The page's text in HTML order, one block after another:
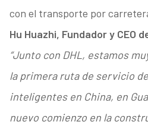
con el transporte por
Hu Huazhi, Fundador y CEO
“Junto con DHL, estamos
la primera ruta de servicio
inteligentes en China, en
nuevo comienzo en la